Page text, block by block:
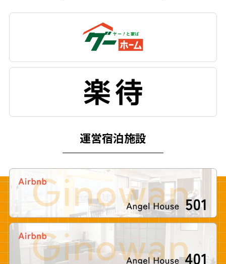
運営宿泊施設